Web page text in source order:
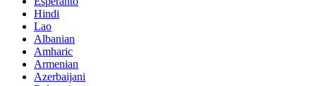
Hindi
Lao
Albanian
Amharic
Armenian
Azerbaijani